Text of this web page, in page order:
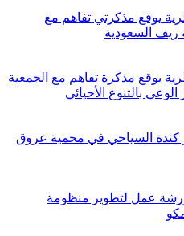
يوقع مذكرتي تفاهم مع
ريف السعودية
يوقع مذكرة تفاهم مع الجمعية
بالتنوع الأحيائي
كندة السياحي في محمية عروق
ورشة عمل لتطوير منظومة